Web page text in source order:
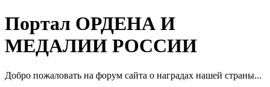
Портал ОРДЕНА И
МЕДАЛИИ РОССИИ
Добро пожаловать на форум сайта о наградах нашей страны...